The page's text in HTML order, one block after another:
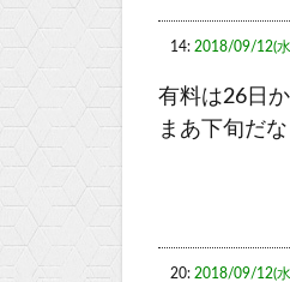
14: 2018/09/12(
有料は26日
まあ下旬だな
20: 2018/09/12(